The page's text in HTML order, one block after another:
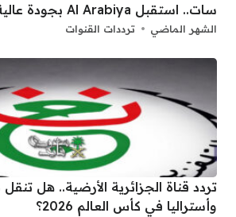
سات.. استقبل Al Arabiya بجودة عالية
الشهر الماضي ترددات القنوات
تردد قناة الجزائرية الأرضية.. هل
وأستراليا في كأس العالم 2026؟